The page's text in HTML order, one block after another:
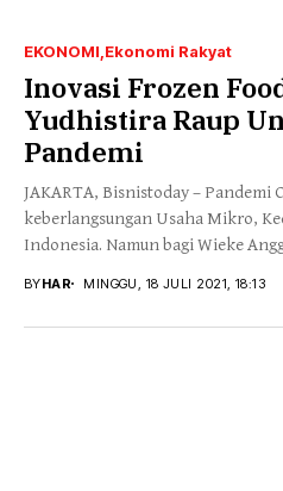
EKONOMI Ekonomi Rakyat
Inovasi Frozen
Yudhistira Raup
Pandemi
JAKARTA, Bisnistoday – Pandemi
keberlangsungan Usaha Mikro,
Indonesia. Namun bagi Wieke
BYHAR MINGGU, 18 JULI 2021, 18:13